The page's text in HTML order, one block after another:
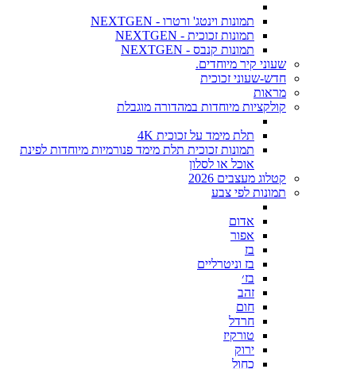
תמונות וינטג' ורטרו - NEXTGEN
תמונות זכוכית - NEXTGEN
תמונות קנבס - NEXTGEN
שעוני קיר מיוחדים.
חדש-שעוני זכוכית
מראות
קולקציות מיוחדות במהדורה מוגבלת
תלת מימד על זכוכית 4K
תמונות זכוכית תלת מימד פנורמיות מיוחדות לפינת
אוכל או לסלון
קטלוג מעצבים 2026
תמונות לפי צבע
אדום
אפור
בז
בז וניטרליים
בז׳
זהב
חום
חרדל
טורקיז
ירוק
כחול